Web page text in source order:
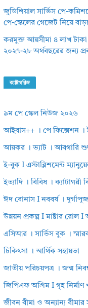
জুডিশিয়াল সার্ভিস পে-
পে-স্কেলের গেজেট নিয়ে
করমুক্ত আয়সীমা ৪ লাখ
২০২৭-২৮ অর্থবছরের জন্য
ক্যাটাগরিজ
৯ম পে স্কেল নিউজ ২০২৬
আইবাস++ । পে ফিক্সেশন ।
আয়কর । ভ্যাট । আবগারি
ই-বুক I এস্টাব্লিশমেন্ট
ইত্যাদি । বিবিধ । ক্যাটাগরী
ঈদ বোনাস I নববর্ষ ।
উন্নয়ন প্রকল্প I মাষ্টার রোল
এসিআর । সার্ভিস বুক ।
চিকিৎসা । আর্থিক সহায়তা
জাতীয় পরিচয়পত্র । জন্ম
জিপিএফ অগ্রিম I গৃহ নির্মাণ
জীবন বীমা ও অন্যান্য বীমার